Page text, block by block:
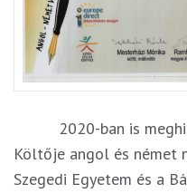
2020-ban is
Költője angol és német
Szegedi Egyetem és a